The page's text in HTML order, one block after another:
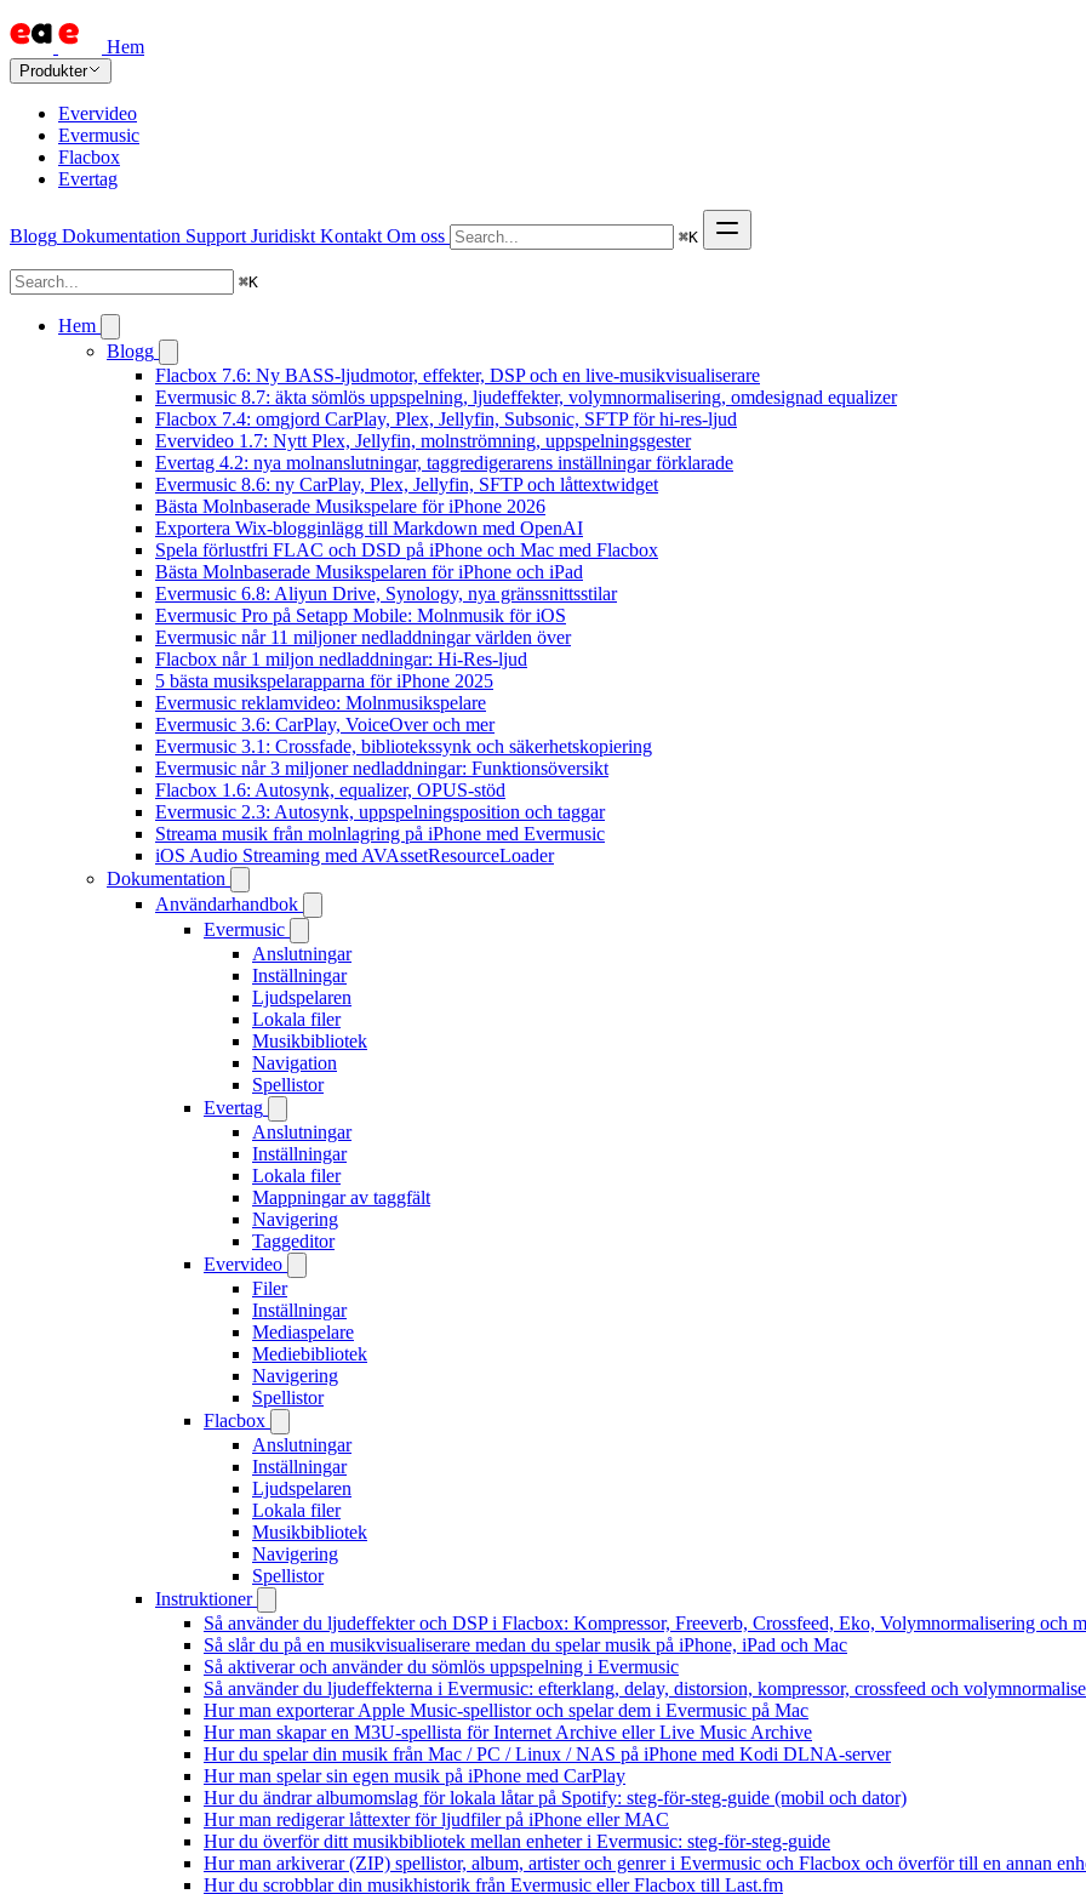
Hem
Produkter
Evervideo
Evermusic
Flacbox
Evertag
Blogg Dokumentation Support Juridiskt Kontakt Om oss ⌘K
⌘K
Hem
Blogg
Flacbox 7.6: Ny BASS-ljudmotor, effekter, DSP och en live-musikvisualiserare
Evermusic 8.7: äkta sömlös uppspelning, ljudeffekter, volymnormalisering, omdesignad equalizer
Flacbox 7.4: omgjord CarPlay, Plex, Jellyfin, Subsonic, SFTP för hi-res-ljud
Evervideo 1.7: Nytt Plex, Jellyfin, molnströmning, uppspelningsgester
Evertag 4.2: nya molnanslutningar, taggredigerarens inställningar förklarade
Evermusic 8.6: ny CarPlay, Plex, Jellyfin, SFTP och låttextwidget
Bästa Molnbaserade Musikspelare för iPhone 2026
Exportera Wix-blogginlägg till Markdown med OpenAI
Spela förlustfri FLAC och DSD på iPhone och Mac med Flacbox
Bästa Molnbaserade Musikspelaren för iPhone och iPad
Evermusic 6.8: Aliyun Drive, Synology, nya gränssnittsstilar
Evermusic Pro på Setapp Mobile: Molnmusik för iOS
Evermusic når 11 miljoner nedladdningar världen över
Flacbox når 1 miljon nedladdningar: Hi-Res-ljud
5 bästa musikspelarapparna för iPhone 2025
Evermusic reklamvideo: Molnmusikspelare
Evermusic 3.6: CarPlay, VoiceOver och mer
Evermusic 3.1: Crossfade, bibliotekssynk och säkerhetskopiering
Evermusic når 3 miljoner nedladdningar: Funktionsöversikt
Flacbox 1.6: Autosynk, equalizer, OPUS-stöd
Evermusic 2.3: Autosynk, uppspelningsposition och taggar
Streama musik från molnlagring på iPhone med Evermusic
iOS Audio Streaming med AVAssetResourceLoader
Dokumentation
Användarhandbok
Evermusic
Anslutningar
Inställningar
Ljudspelaren
Lokala filer
Musikbibliotek
Navigation
Spellistor
Evertag
Anslutningar
Inställningar
Lokala filer
Mappningar av taggfält
Navigering
Taggeditor
Evervideo
Filer
Inställningar
Mediaspelare
Mediebibliotek
Navigering
Spellistor
Flacbox
Anslutningar
Inställningar
Ljudspelaren
Lokala filer
Musikbibliotek
Navigering
Spellistor
Instruktioner
Så använder du ljudeffekter och DSP i Flacbox: Kompressor, Freeverb, Crossfeed, Eko, Volymnormalisering och
Så slår du på en musikvisualiserare medan du spelar musik på iPhone, iPad och Mac
Så aktiverar och använder du sömlös uppspelning i Evermusic
Så använder du ljudeffekterna i Evermusic: efterklang, delay, distorsion, kompressor, crossfeed och
Hur man exporterar Apple Music-spellistor och spelar dem i Evermusic på Mac
Hur man skapar en M3U-spellista för Internet Archive eller Live Music Archive
Hur du spelar din musik från Mac / PC / Linux / NAS på iPhone med Kodi DLNA-server
Hur man spelar sin egen musik på iPhone med CarPlay
Hur du ändrar albumomslag för lokala låtar på Spotify: steg-för-steg-guide (mobil och dator)
Hur man redigerar låttexter för ljudfiler på iPhone eller MAC
Hur du överför ditt musikbibliotek mellan enheter i Evermusic: steg-för-steg-guide
Hur man arkiverar (ZIP) spellistor, album, artister och genrer i Evermusic och Flacbox och överför till en annan
Hur du scrobblar din musikhistorik från Evermusic eller Flacbox till Last.fm